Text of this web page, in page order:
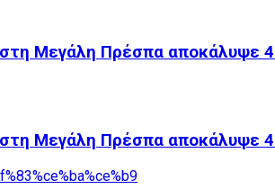
Μεγάλη Πρέσπα αποκάλυψε
Μεγάλη Πρέσπα αποκάλυψε